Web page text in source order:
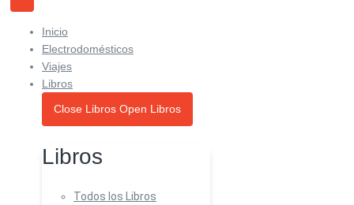
Inicio
Electrodomésticos
Viajes
Libros
Close Libros Open Libros
Libros
Todos los Libros